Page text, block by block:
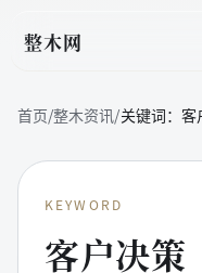
整木网
首页/整木资讯/关键词： 客
KEYWORD
客户决策